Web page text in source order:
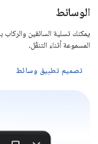
الوسائط
يمكنك تسلية السائقين
المسموعة أثناء التنقّل.
تصميم تطبيق وسائط